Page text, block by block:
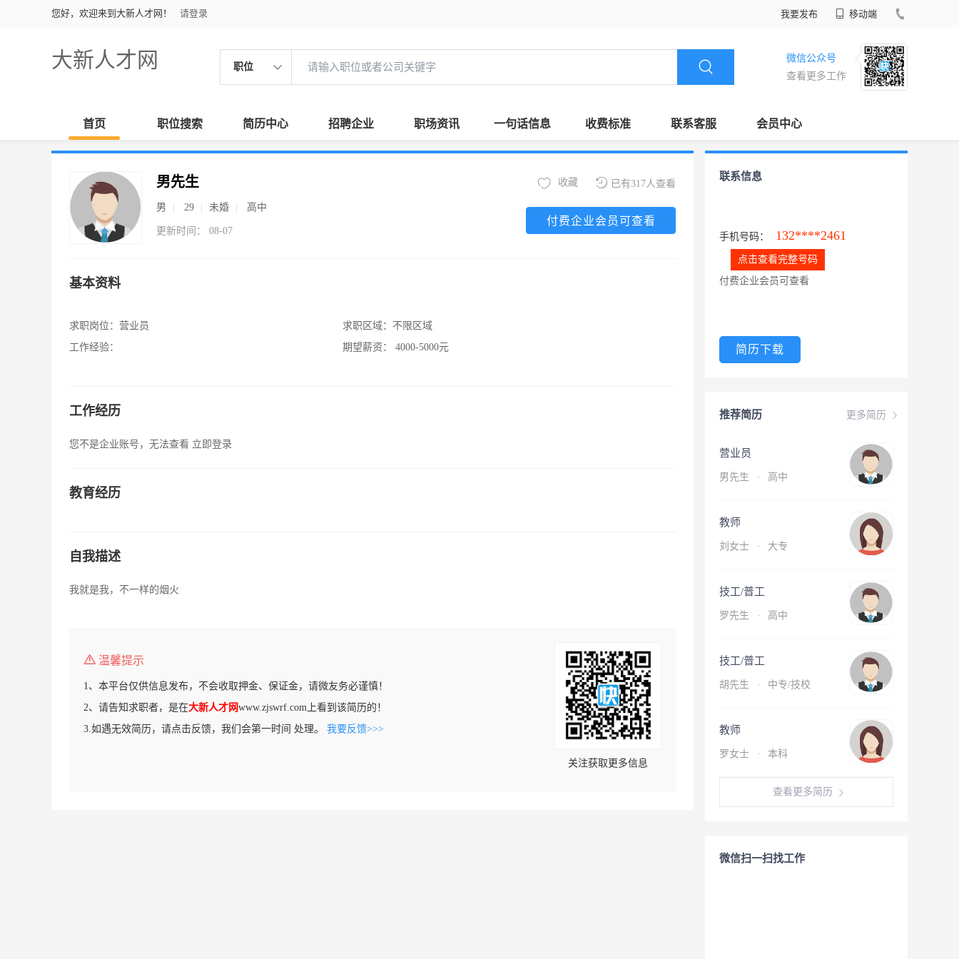
您好，欢迎来到大新人才网！ 请登录 我要发布 移动端
大新人才网 职位
微信公众号
查看更多工作
首页 职位搜索 简历中心 招聘企业 职场资讯 一句话信息 收费标准 联系客服 会员中心
男先生
男 29 未婚 高中
更新时间： 08-07
已有317人查看
收藏
付费企业会员可查看
基本资料
求职岗位： 营业员
工作经验：
求职区域： 不限区域
期望薪资：
4000-5000元
工作经历
您不是企业账号，无法查看 立即登录
教育经历
自我描述
我就是我，不一样的烟火
温馨提示
1、本平台仅供信息发布，不会收取押金、保证金，请微友务必谨慎！
2、请告知求职者，是在大新人才网www.zjswrf.com上看到该简历的！
3.如遇无效简历，请点击反馈，我们会第一时间 处理。 我要反馈>>>
关注获取更多信息
联系信息
手机号码： 132****2461
点击查看完整号码
付费企业会员可查看
简历下载
更多简历
推荐简历
营业员
男先生 · 高中
教师
刘女士 · 大专
技工/普工
罗先生 · 高中
技工/普工
胡先生 · 中专/技校
教师
罗女士 · 本科
查看更多简历
微信扫一扫找工作